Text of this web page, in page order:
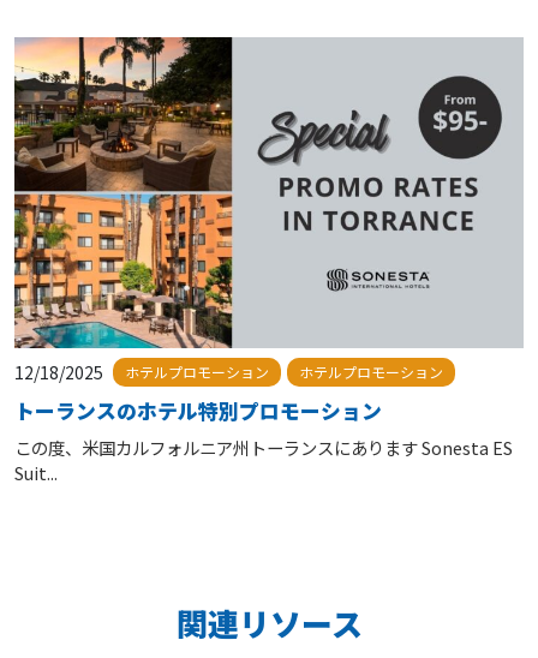
12/18/2025 ホテルプロモーション ホテルプロモーション
トーランスのホテル特別プロモーション
この度、米国カルフォルニア州トーランスにあります Sonesta ES
Suit...
関連リソース